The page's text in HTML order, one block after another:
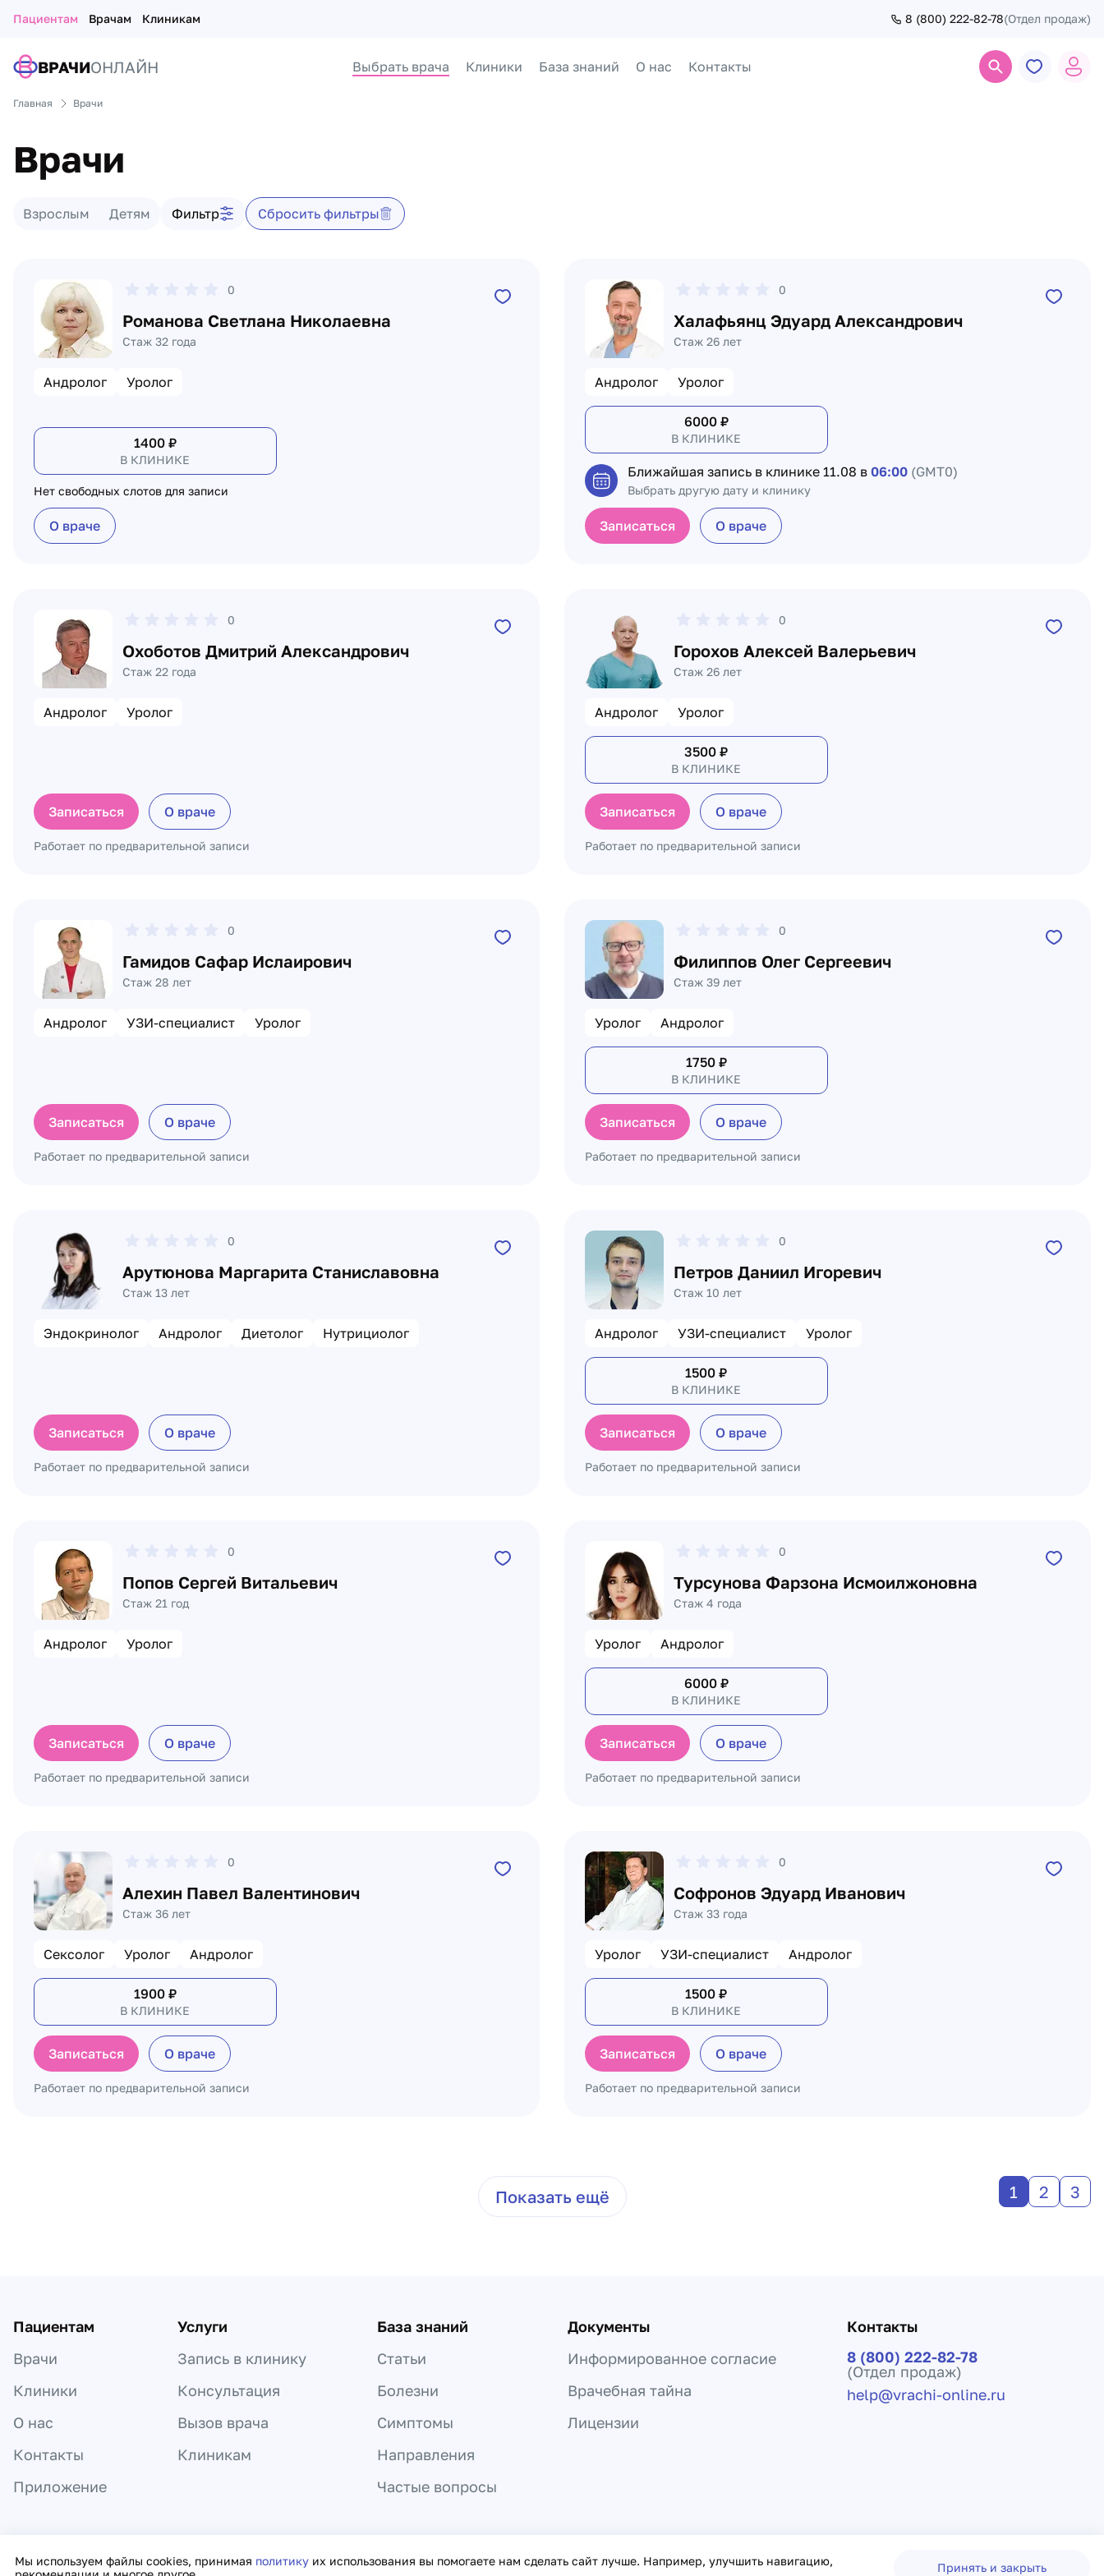
Пациентам Врачам Клиникам 8 (800) 222-82-78(Отдел продаж)
ВРАЧИОНЛАЙН Выбрать врача Клиники База знаний О нас Контакты
Главная Врачи
Врачи
Фильтр врачей
Взрослым Детям Фильтр Сбросить фильтры
0
Романова Светлана Николаевна
Стаж 32 года
Андролог Уролог
1400₽
В КЛИНИКЕ
Нет свободных слотов для записи
О враче
0
Халафьянц Эдуард Александрович
Стаж 26 лет
Андролог Уролог
6000₽
В КЛИНИКЕ
Ближайшая запись в клинике 11.08 в 06:00 (GMT0)
Выбрать другую дату и клинику
Записаться О враче
0
Охоботов Дмитрий Александрович
Стаж 22 года
Андролог Уролог
Записаться О враче
Работает по предварительной записи
0
Горохов Алексей Валерьевич
Стаж 26 лет
Андролог Уролог
3500 ₽
В КЛИНИКЕ
Записаться О враче
Работает по предварительной записи
0
Гамидов Сафар Ислаирович
Стаж 28 лет
Андролог УЗИ-специалист Уролог
Записаться О враче
Работает по предварительной записи
0
Филиппов Олег Сергеевич
Стаж 39 лет
Уролог Андролог
1750₽
В КЛИНИКЕ
Записаться О враче
Работает по предварительной записи
0
Арутюнова Маргарита Станиславовна
Стаж 13 лет
Эндокринолог Андролог Диетолог Нутрициолог
Записаться О враче
Работает по предварительной записи
0
Петров Даниил Игоревич
Стаж 10 лет
Андролог УЗИ-специалист Уролог
1500 ₽
В КЛИНИКЕ
Записаться О враче
Работает по предварительной записи
0
Попов Сергей Витальевич
Стаж 21 год
Андролог Уролог
Записаться О враче
Работает по предварительной записи
0
Турсунова Фарзона Исмоилжоновна
Стаж 4 года
Уролог Андролог
6000₽
В КЛИНИКЕ
Записаться О враче
Работает по предварительной записи
0
Алехин Павел Валентинович
Стаж 36 лет
Сексолог Уролог Андролог
1900₽
В КЛИНИКЕ
Записаться О враче
Работает по предварительной записи
0
Софронов Эдуард Иванович
Стаж 33 года
Уролог УЗИ-специалист Андролог
1500 ₽
В КЛИНИКЕ
Записаться О враче
Работает по предварительной записи
Показать ещё 1 2 3
Мы используем файлы cookies, принимая политику их использования вы помогаете нам сделать сайт лучше. Например, улучшить навигацию,
Принять и закрыть
Пациентам
Врачи
Клиники
О нас
Контакты
Приложение
Услуги
Запись в клинику
Консультация
Вызов врача
Клиникам
База знаний
Статьи
Болезни
Симптомы
Направления
Частые вопросы
Документы
Информированное согласие
Врачебная тайна
Лицензии
Контакты
8 (800) 222-82-78
(Отдел продаж)
help@vrachi-online.ru